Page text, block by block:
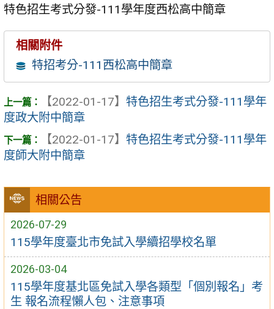
相關公告
2026-07-29
115學年度臺北市免試入學續招學校名單
2026-03-04
115學年度基北區免試入學各類型「個別報名」考
生 報名流程懶人包、注意事項
特色招生考式分發-111學年度西松高中簡章
相關附件
特招考分-111西松高中簡章
【2022-01-17】 特色招生考式分發-111學年
度政大附中簡章
【2022-01-17】 特色招生考式分發-111學年
度師大附中簡章